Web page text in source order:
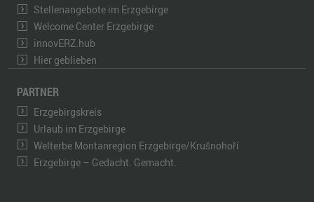
Stellenangebote im Erzgebirge
Welcome Center Erzgebirge
innovERZ.hub
Hier geblieben
PARTNER
Erzgebirgskreis
Urlaub im Erzgebirge
Welterbe Montanregion Erzgebirge/Krušnohoří
Erzgebirge – Gedacht. Gemacht.